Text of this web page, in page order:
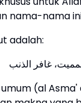
nama-nama
adalah:
(al